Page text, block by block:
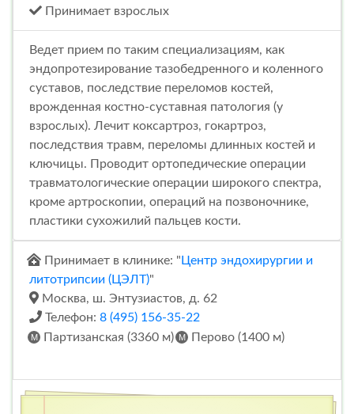
Принимает взрослых
Ведет прием по таким специализациям, как
эндопротезирование тазобедренного и коленного
суставов, последствие переломов костей,
врожденная костно-суставная патология (у
взрослых). Лечит коксартроз, гокартроз,
последствия травм, переломы длинных костей и
ключицы. Проводит ортопедические операции
травматологические операции широкого спектра,
кроме артроскопии, операций на позвоночнике,
пластики сухожилий пальцев кости.
Принимает в клинике: " Центр эндохирургии и
литотрипсии (ЦЭЛТ)"
Москва, ш. Энтузиастов, д. 62
Телефон: 8 (495) 156-35-22
Партизанская (3360 м)
Перово (1400 м)